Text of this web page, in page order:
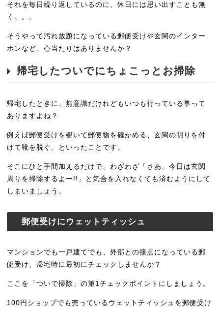
それを毎日繰り返しているのに、休日には思い出すことも無
く。。。
そうやって汚れ放題になっている郵便受けや玄関のインター
ホンなど、心当たりはありませんか？
帰宅したついでにちょこっとお掃除
帰宅したときに、無意識だけれどもいつも行っている事って
ありますよね？
例えば郵便受けを覗いて郵便物を確かめる、玄関の明りを付
けて靴を脱ぐ、といったことです。
そこにひと手間加えるだけで、わざわざ「さあ、今日は玄関
周りを掃除するよー!!」と気合を入れなくても済むようにして
しまいましょう。
郵便受けにウェットティッシュ
マンションでも一戸建てでも、外部との接点になっている郵
便受け、帰宅時に最初にチェックしませんか？
ここを「ついで掃除」の第1チェックポイントにしましょう。
100円ショップでも売っているウェットティッシュを郵便受け